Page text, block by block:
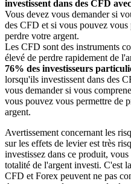
investissent dans des CFD
Vous devez vous demander si
des CFD et si vous pouvez vous
perdre votre argent.
Les CFD sont des instruments
élevé de perdre rapidement de
76% des investisseurs
lorsqu'ils investissent dans des
vous demander si vous
vous pouvez vous permettre de
argent.
Avertissement concernant les
sur les effets de levier est très
investissez dans ce produit,
totalité de l'argent investi. C'est
CFD et Forex peuvent ne pas